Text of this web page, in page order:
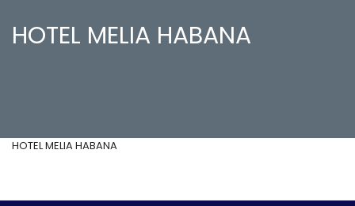
HOTEL MELIA HABANA
HOTEL MELIA HABANA